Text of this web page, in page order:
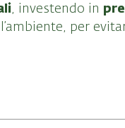
, investendo in
per